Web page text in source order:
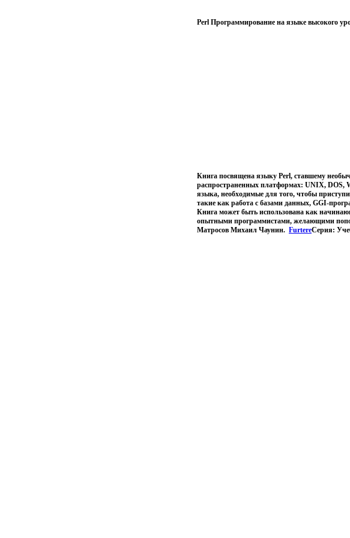
Perl Программирование на языке высокого
Книга посвящена языку Perl, ставшему
распространенных платформах: UNIX, DOS,
языка, необходимые для того, чтобы
такие как работа с базами данных, GGI-
Книга может быть использована как
опытными программистами, желающими
Матросов Михаил Чаунин. FurtereСерия: